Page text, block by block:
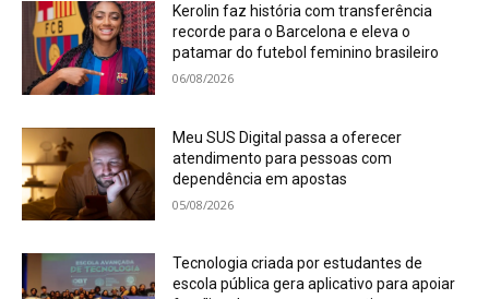
Kerolin faz história com transferência
recorde para o Barcelona e eleva o
patamar do futebol feminino brasileiro
06/08/2026
Meu SUS Digital passa a oferecer
atendimento para pessoas com
dependência em apostas
05/08/2026
Tecnologia criada por estudantes de
escola pública gera aplicativo para apoiar